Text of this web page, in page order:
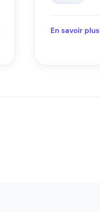
En savoir plus